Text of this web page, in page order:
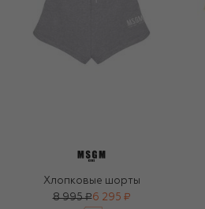
Хлопковые шорты
8 995 ₽6 295 ₽